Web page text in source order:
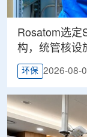
Rosatom选定
构，统管核设
环保 2026-08-